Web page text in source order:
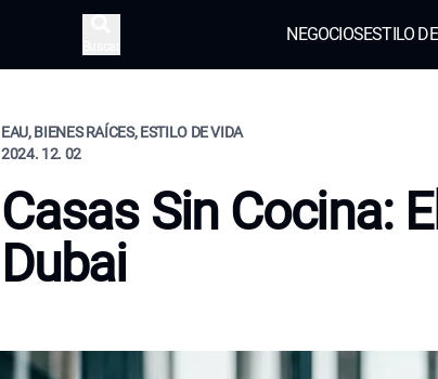
NEGOCIOSESTILO
EAU, BIENES RAÍCES, ESTILO DE VIDA
2024. 12. 02
Casas Sin Cocina:
Dubai